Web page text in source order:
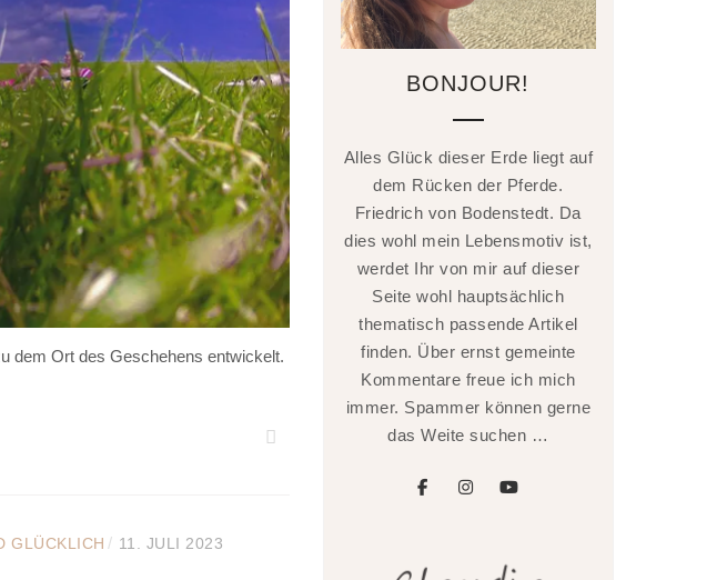
dem Ort des Geschehens entwickelt.
GLÜCKLICH / 11. JULI 2023
BONJOUR!
Alles Glück dieser Erde liegt auf
dem Rücken der Pferde.
Friedrich von Bodenstedt. Da
dies wohl mein Lebensmotiv ist,
werdet Ihr von mir auf dieser
Seite wohl hauptsächlich
thematisch passende Artikel
finden. Über ernst gemeinte
Kommentare freue ich mich
immer. Spammer können gerne
das Weite suchen …